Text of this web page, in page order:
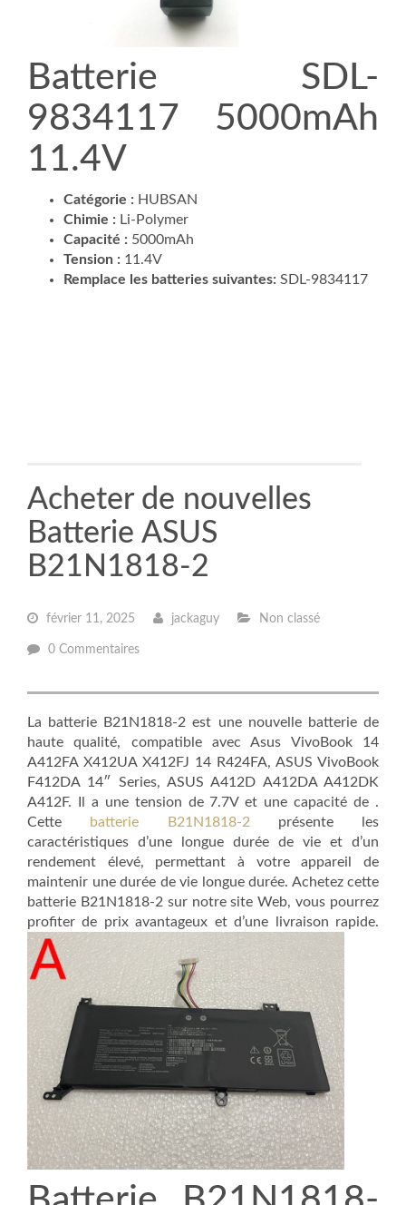
Batterie SDL-
9834117 5000mAh
11.4V
Catégorie : HUBSAN
Chimie : Li-Polymer
Capacité : 5000mAh
Tension : 11.4V
Remplace les batteries suivantes: SDL-9834117
Acheter de nouvelles
Batterie ASUS
B21N1818-2
février 11, 2025 jackaguy Non classé
0 Commentaires
La batterie B21N1818-2 est une nouvelle batterie de
haute qualité, compatible avec Asus VivoBook 14
A412FA X412UA X412FJ 14 R424FA, ASUS VivoBook
F412DA 14″ Series, ASUS A412D A412DA A412DK
A412F. Il a une tension de 7.7V et une capacité de .
Cette batterie B21N1818-2 présente les
caractéristiques d’une longue durée de vie et d’un
rendement élevé, permettant à votre appareil de
maintenir une durée de vie longue durée. Achetez cette
batterie B21N1818-2 sur notre site Web, vous pourrez
profiter de prix avantageux et d’une livraison rapide.